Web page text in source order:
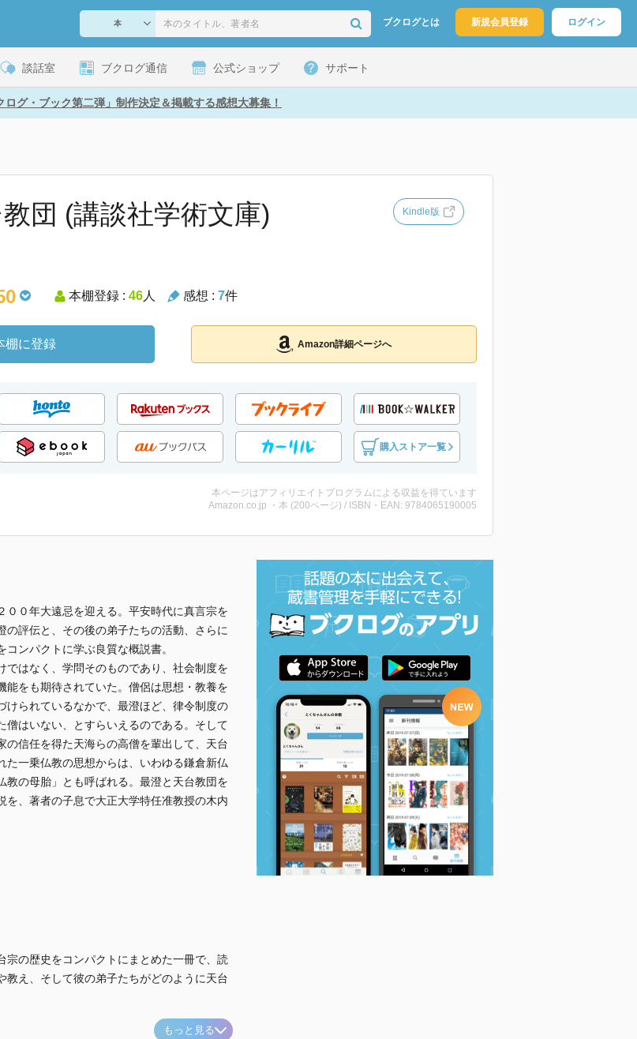
ブクログとは 新規会員登録 ログイン
談話室 ブクログ通信 公式ショップ サポート
ログ・ブック第二弾」制作決定＆掲載する感想大募集！
団 (講談社学術文庫) Kindle版
本棚登録 : 46人 感想 : 7件
棚に登録 Amazon詳細ページへ
購入ストア一覧
本ページはアフィリエイトプログラムによる収益を得ています
Amazon.co.jp ・本 (200ページ) / ISBN・EAN: 9784065190005
０年大遠忌を迎える。平安時代に真言宗を
評伝と、その後の弟子たちの活動、さらに
ンパクトに学ぶ良質な概説書。
はなく、学問そのものであり、社会制度を
をも期待されていた。僧侶は思想・教養を
られているなかで、最澄ほど、律令制度の
はいない、とすらいえるのである。そして
の信任を得た天海らの高僧を輩出して、天台
一乗仏教の思想からは、いわゆる鎌倉新仏
の母胎」とも呼ばれる。最澄と天台教団を
、著者の子息で大正大学特任准教授の木内
宗の歴史をコンパクトにまとめた一冊で、読
え、そして彼の弟子たちがどのように天台
もっと見る